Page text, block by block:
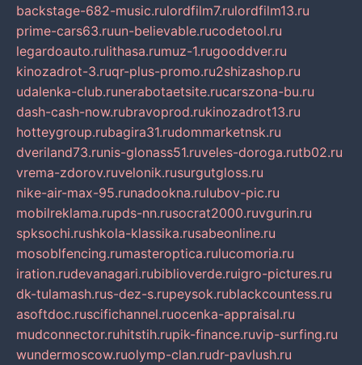
backstage-682-music.rulordfilm7.rulordfilm13.ru
prime-cars63.ruun-believable.rucodetool.ru
legardoauto.rulithasa.rumuz-1.rugooddver.ru
kinozadrot-3.ruqr-plus-promo.ru2shizashop.ru
udalenka-club.runerabotaetsite.rucarszona-bu.ru
dash-cash-now.rubravoprod.rukinozadrot13.ru
hotteygroup.rubagira31.rudommarketnsk.ru
dveriland73.runis-glonass51.ruveles-doroga.rutb02.ru
vrema-zdorov.ruvelonik.rusurgutgloss.ru
nike-air-max-95.runadookna.rulubov-pic.ru
mobilreklama.rupds-nn.rusocrat2000.ruvgurin.ru
spksochi.rushkola-klassika.rusabeonline.ru
mosoblfencing.rumasteroptica.rulucomoria.ru
iration.rudevanagari.rubiblioverde.ruigro-pictures.ru
dk-tulamash.rus-dez-s.rupeysok.rublackcountess.ru
asoftdoc.ruscifichannel.ruocenka-appraisal.ru
mudconnector.ruhitstih.rupik-finance.ruvip-surfing.ru
wundermoscow.ruolymp-clan.rudr-pavlush.ru